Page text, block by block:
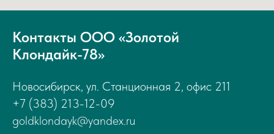
Контакты ООО «Золотой
Клондайк-78»
Новосибирск, ул. Станционная 2, офис 211
+7 (383) 213-12-09
goldklondayk@yandex.ru